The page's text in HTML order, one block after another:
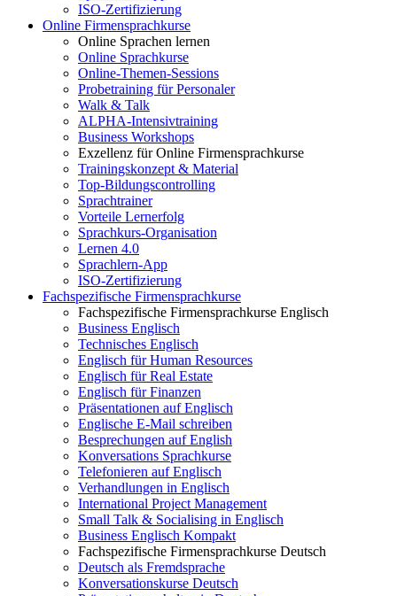
ISO-Zertifizierung
Online Firmensprachkurse
Online Sprachen lernen
Online Sprachkurse
Online-Themen-Sessions
Probetraining für Personaler
Walk & Talk
ALPHA-Intensivtraining
Business Workshops
Exzellenz für Online Firmensprachkurse
Trainingskonzept & Material
Top-Bildungscontrolling
Sprachtrainer
Vorteile Lernerfolg
Sprachkurs-Organisation
Lernen 4.0
Sprachlern-App
ISO-Zertifizierung
Fachspezifische Firmensprachkurse
Fachspezifische Firmensprachkurse Englisch
Business Englisch
Technisches Englisch
Englisch für Human Resources
Englisch für Real Estate
Englisch für Finanzen
Präsentationen auf Englisch
Englische E-Mail schreiben
Besprechungen auf English
Konversations Sprachkurse
Telefonieren auf Englisch
Verhandlungen in Englisch
International Project Management
Small Talk & Socialising in Englisch
Business Englisch Kompakt
Fachspezifische Firmensprachkurse Deutsch
Deutsch als Fremdsprache
Konversationskurse Deutsch